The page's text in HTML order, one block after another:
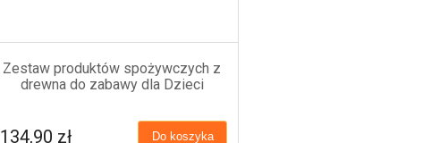
Zestaw produktów spożywczych z
drewna do zabawy dla Dzieci
134,90 zł Do koszyka